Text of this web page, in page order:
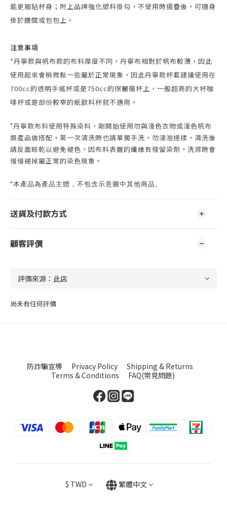
能更服貼杯身；附上品牌強化塑料掛勾，不使用時摺疊後，可隨身
掛於腰間或包包上。
注意事項
*丹寧款與帆布款的布料厚度不同， 丹寧布相對於帆布較薄，因此
使用起來會稍微鬆一些屬於正常現象，因此丹寧款杯套建議使用在
700cc的透明手搖杯或是750cc的保麗龍杯上， 一般超商的大杯咖
啡杯或是部份較窄的紙飲料杯就不適用。
*丹寧款布料使用特殊染料，剛開始使用勿與淺色衣物或淺色帆布
類產品做搭配，第一次清洗時也請單獨手洗，勿浸泡搓揉，清洗後
請反面晾乾以避免褪色，因布料表層的纖維有殘留染劑，洗滌時會
慢慢褪掉屬正常的染色現象。
*本產品為產品主體，不包含示意圖中其他商品。
送貨及付款方式
顧客評價
尚未有任何評價
防詐騙宣導 Privacy Policy
Shipping & Returns
Terms & Conditions
FAQ(常見問題)
$ TWD 繁體中文